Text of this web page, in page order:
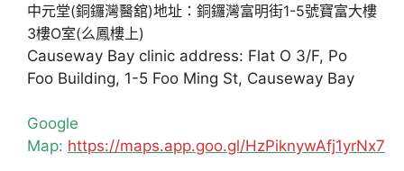
中元堂(銅鑼灣醫舘)地址：銅鑼灣富明街1-5號寶富大樓
3樓O室(么鳳樓上)
Causeway Bay clinic address: Flat O 3/F, Po
Foo Building, 1-5 Foo Ming St, Causeway Bay
Google
Map: https://maps.app.goo.gl/HzPiknywAfj1yrNx7